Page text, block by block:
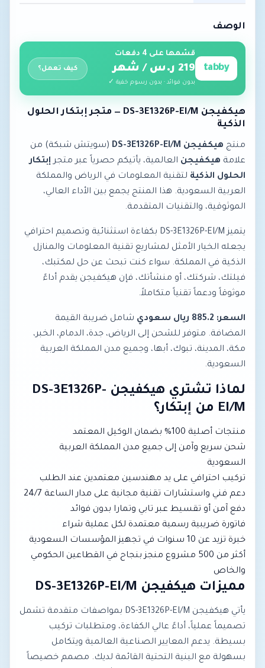
الوصف
tabby
قسّمها على 4 دفعات
219 ر.س / شهر
بدون فوائد · بدون رسوم خفية ✓
كيف تعمل؟
هيكفيجن DS-3E1326P-EI/M — متجر إبتكار الحلول
الذكية
منتج هيكفيجن DS-3E1326P-EI/M
(سويتش شبكة) من
علامة هيكفيجن العالمية، يأتيكم حصرياً عبر متجرإبتكار
الحلول الذكية لتقنية المعلومات في الرياض والمملكة
العربية السعودية. هذا المنتج يجمع بين الأداء العالي،
الموثوقية، والتقنيات المتقدمة.
يتميز DS-3E1326P-EI/M بكفاءة استثنائية وتصميم احترافي
يجعله الخيار الأمثل لمشاريع تقنية المعلومات والمنازل
الذكية في المملكة. سواء كنت تبحث عن حل لمكتبك،
فيلتك، شركتك، أو منشأتك، فإن هيكفيجن يقدم أداءً
موثوقاً ودعماً تقنياً متكاملاً.
السعر: 885.2 ريال سعودي
شامل ضريبة القيمة
المضافة. متوفر للشحن إلى الرياض، جدة، الدمام، الخبر،
مكة، المدينة، تبوك، أبها، وجميع مدن المملكة العربية
السعودية.
لماذا تشتري هيكفيجن DS-3E1326P-
EI/M من إبتكار؟
منتجات أصلية 100% بضمان الوكيل المعتمد
شحن سريع وآمن إلى جميع مدن المملكة العربية
السعودية
تركيب احترافي على يد مهندسين معتمدين عند الطلب
دعم فني واستشارات تقنية مجانية على مدار الساعة 24/7
دفع آمن أو تقسيط عبر تابي وتمارا بدون فوائد
فاتورة ضريبية رسمية معتمدة لكل عملية شراء
خبرة تزيد عن 10 سنوات في تجهيز المؤسسات السعودية
أكثر من 500 مشروع منجز بنجاح في القطاعين الحكومي
والخاص
مميزات هيكفيجن DS-3E1326P-EI/M
يأتي هيكفيجن DS-3E1326P-EI/M بمواصفات متقدمة تشمل
تصميماً عملياً، أداءً عالي الكفاءة، ومتطلبات تركيب
بسيطة. يدعم المعايير الصناعية العالمية ويتكامل
بسهولة مع البنية التحتية القائمة لديك. مصمم خصيصاً